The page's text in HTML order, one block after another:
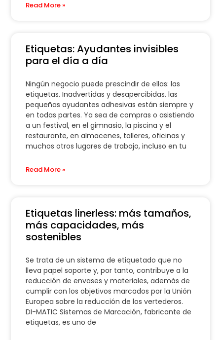
Read More »
Etiquetas: Ayudantes invisibles
para el día a día
Ningún negocio puede prescindir de ellas: las
etiquetas. Inadvertidas y desapercibidas. las
pequeñas ayudantes adhesivas están siempre y
en todas partes. Ya sea de compras o asistiendo
a un festival, en el gimnasio, la piscina y el
restaurante, en almacenes, talleres, oficinas y
muchos otros lugares de trabajo, incluso en tu
Read More »
Etiquetas linerless: más tamaños,
más capacidades, más
sostenibles
Se trata de un sistema de etiquetado que no
lleva papel soporte y, por tanto, contribuye a la
reducción de envases y materiales, además de
cumplir con los objetivos marcados por la Unión
Europea sobre la reducción de los vertederos.
DI-MATIC Sistemas de Marcación, fabricante de
etiquetas, es uno de